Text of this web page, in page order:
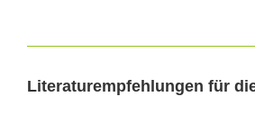
Literaturempfehlungen für